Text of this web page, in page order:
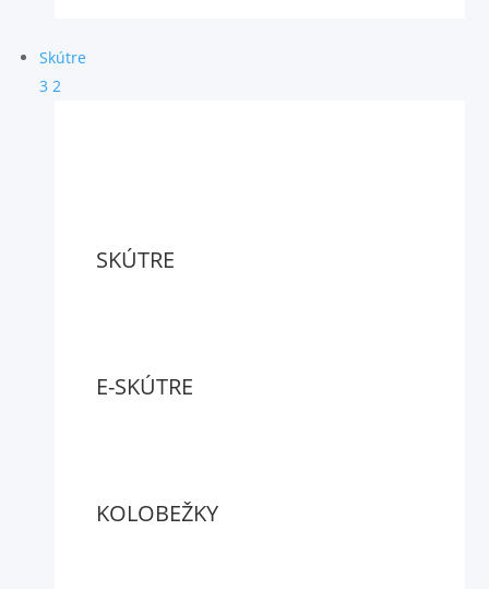
Skútre
3 2
SKÚTRE
E-SKÚTRE
KOLOBEŽKY